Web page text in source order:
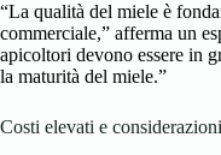
“La qualità del miele è
commerciale,” afferma un
apicoltori devono essere in
la maturità del miele.”
Costi elevati e